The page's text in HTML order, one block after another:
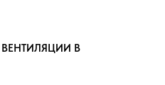
ВЕНТИЛЯЦИИ В